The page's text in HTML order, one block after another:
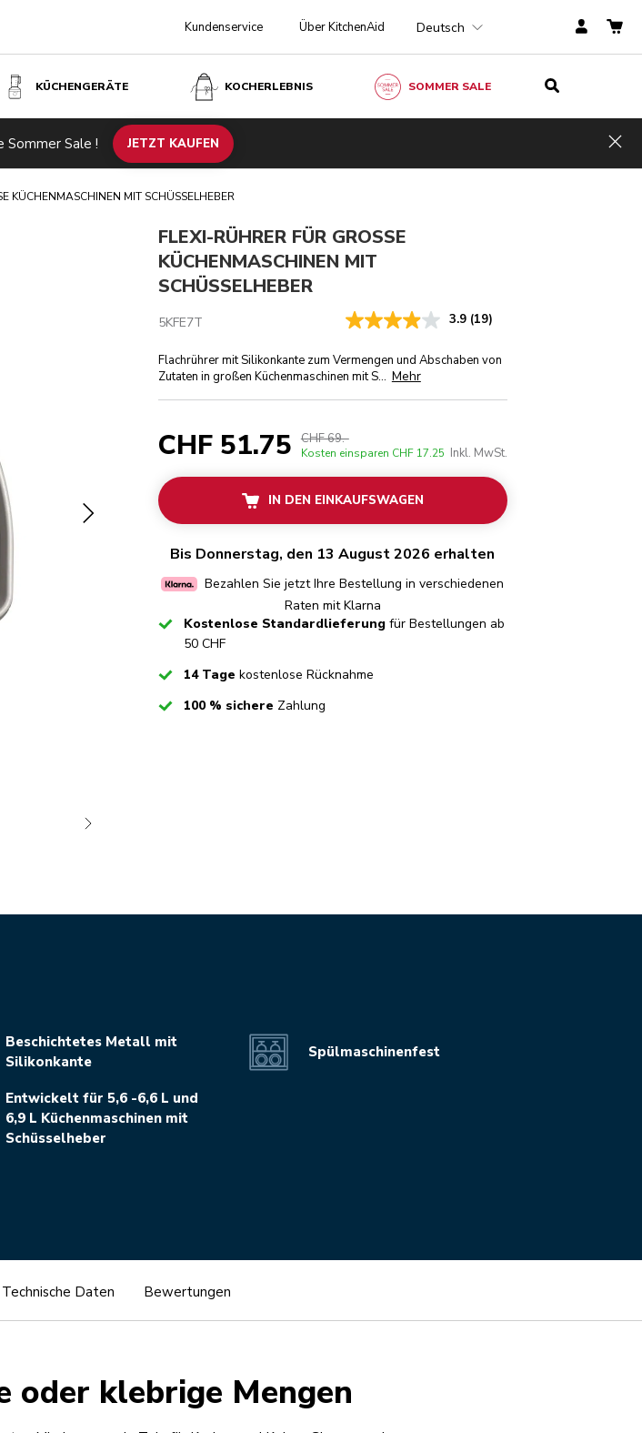
Kundenservice Über KitchenAid Deutsch
KÜCHENGERÄTE KOCHERLEBNIS SOMMER SALE
Sommer Sale ! JETZT KAUFEN
KÜCHENMASCHINEN MIT SCHÜSSELHEBER
CHF 51.75
CHF 69.-
FLEXI-RÜHRER FÜR GROSSE
KÜCHENMASCHINEN MIT
SCHÜSSELHEBER
5KFE7T 3.9 (19)
Flachrührer mit Silikonkante zum Vermengen und Abschaben von
Zutaten in großen Küchenmaschinen mit S... Mehr
CHF 51.75 CHF 69.-
Kosten einsparen CHF 17.25 Inkl. MwSt.
IN DEN EINKAUFSWAGEN
Bis Donnerstag, den 13 August 2026 erhalten
Bezahlen Sie jetzt Ihre Bestellung in verschiedenen
Raten mit Klarna
CheckedKostenlose Standardlieferung für Bestellungen ab
50 CHF
Checked14 Tage kostenlose Rücknahme
Checked100 % sichere Zahlung
Beschichtetes Metall mit
Silikonkante
Entwickelt für 5,6 -6,6 L und
6,9 L Küchenmaschinen mit
Schüsselheber
Spülmaschinenfest
Technische Daten Bewertungen
oder klebrige Mengen